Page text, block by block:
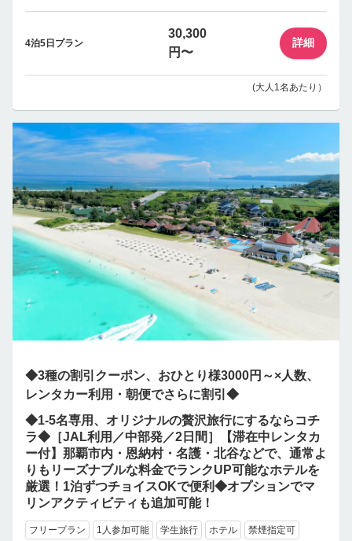
4泊5日プラン
30,300
円〜
詳細
(大人1名あたり）
◆3種の割引クーポン、おひとり様3000円～×人数、
レンタカー利用・朝便でさらに割引◆
◆1-5名専用、オリジナルの贅沢旅行にするならコチ
ラ◆［JAL利用／中部発／2日間］【滞在中レンタカ
ー付】那覇市内・恩納村・名護・北谷などで、通常よ
りもリーズナブルな料金でランクUP可能なホテルを
厳選！1泊ずつチョイスOKで便利◆オプションでマ
リンアクティビティも追加可能！
フリープラン 1人参加可能 学生旅行 ホテル
禁煙指定可